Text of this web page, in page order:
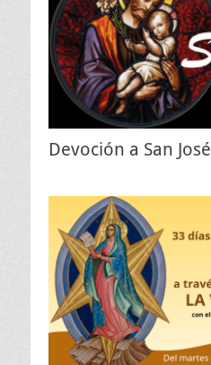
Devoción a San José